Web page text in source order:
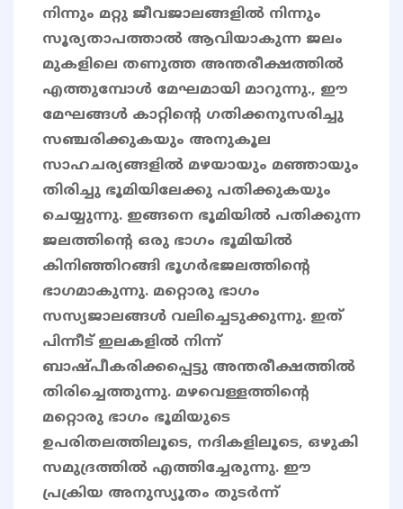
നിന്നും മറ്റു ജീവജാലങ്ങളിൽ നിന്നും
സൂര്യതാപത്താൽ ആവിയാകുന്ന ജലം
മുകളിലെ തണുത്ത അന്തരീക്ഷത്തിൽ
എത്തുമ്പോൾ മേഘമായി മാറുന്നു., ഈ
മേഘങ്ങൾ കാറ്റിന്റെ ഗതിക്കനുസരിച്ചു
സഞ്ചരിക്കുകയും അനുകൂല
സാഹചര്യങ്ങളിൽ മഴയായും മഞ്ഞായും
തിരിച്ചു ഭൂമിയിലേക്കു പതിക്കുകയും
ചെയ്യുന്നു. ഇങ്ങനെ ഭൂമിയിൽ പതിക്കുന്ന
ജലത്തിന്റെ ഒരു ഭാഗം ഭൂമിയിൽ
കിനിഞ്ഞിറങ്ങി ഭൂഗർഭജലത്തിന്റെ
ഭാഗമാകുന്നു. മറ്റൊരു ഭാഗം
സസ്യജാലങ്ങൾ വലിച്ചെടുക്കുന്നു. ഇത്
പിന്നീട് ഇലകളിൽ നിന്ന്
ബാഷ്പീകരിക്കപ്പെട്ടു അന്തരീക്ഷത്തിൽ
തിരിച്ചെത്തുന്നു. മഴവെള്ളത്തിന്റെ
മറ്റൊരു ഭാഗം ഭൂമിയുടെ
ഉപരിതലത്തിലൂടെ, നദികളിലൂടെ, ഒഴുകി
സമുദ്രത്തിൽ എത്തിച്ചേരുന്നു. ഈ
പ്രക്രിയ അനുസ്യൂതം തുടർന്ന്